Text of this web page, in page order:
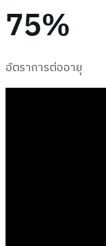
75%
อัตราการต่ออายุ